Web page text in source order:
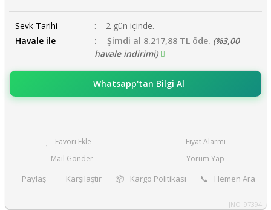
Sevk Tarihi
2 gün içinde.
Havale ile
Şimdi al 8.217,88 TL öde. (%3,00
havale indirimi)
Whatsapp'tan Bilgi Al
Fiyat Alarmı
Mail Gönder
Yorum Yap
Paylaş Karşılaştır 📦 Kargo Politikası 📞 Hemen Ara
JNO_97394